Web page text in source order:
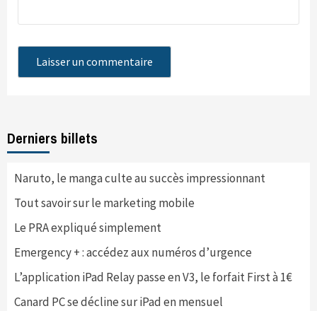
Derniers billets
Naruto, le manga culte au succès impressionnant
Tout savoir sur le marketing mobile
Le PRA expliqué simplement
Emergency + : accédez aux numéros d’urgence
L’application iPad Relay passe en V3, le forfait First à 1€
Canard PC se décline sur iPad en mensuel